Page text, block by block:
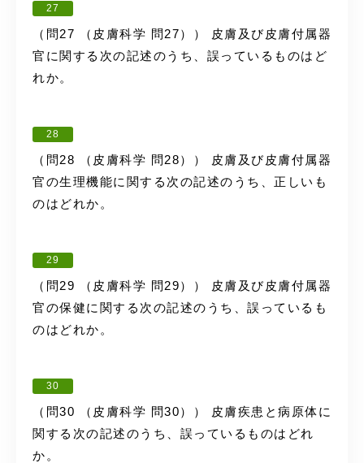
27
（問27 （皮膚科学 問27）） 皮膚及び皮膚付属器
官に関する次の記述のうち、誤っているものはど
れか。
28
（問28 （皮膚科学 問28）） 皮膚及び皮膚付属器
官の生理機能に関する次の記述のうち、正しいも
のはどれか。
29
（問29 （皮膚科学 問29）） 皮膚及び皮膚付属器
官の保健に関する次の記述のうち、誤っているも
のはどれか。
30
（問30 （皮膚科学 問30）） 皮膚疾患と病原体に
関する次の記述のうち、誤っているものはどれ
か。